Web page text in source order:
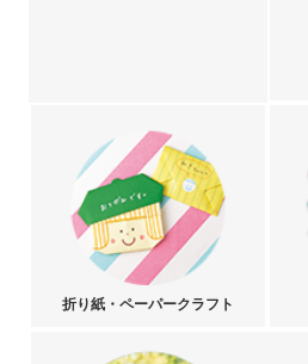
折り紙・ペーパークラフト